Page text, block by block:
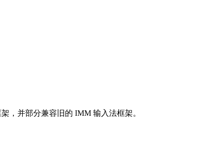
，并部分兼容旧的 IMM 输入法框架。